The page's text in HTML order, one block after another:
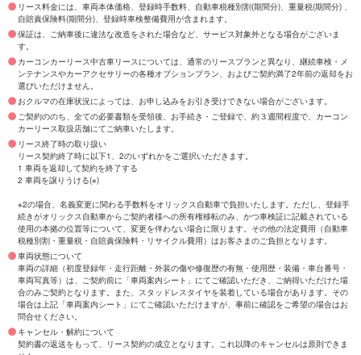
リース料金には、車両本体価格、登録時手数料、自動車税種別割(期間分)、重量税(期間分) 、
自賠責保険料(期間分)、登録時車検整備費用が含まれます。
保証は、ご納車後に違法な改造をされた場合など、サービス対象外となる場合がございま
す。
カーコンカーリース中古車リースについては、通常のリースプランと異なり、継続車検・メ
ンテナンスやカーアクセサリーの各種オプションプラン、およびご契約満了2年前の返却をお
選びいただけません。
おクルマの在庫状況によっては、お申し込みをお引き受けできない場合がございます。
ご契約ののち、全ての必要書類を受領後、お手続き・ご登録で、約３週間程度で、カーコン
カーリース取扱店舗にてご納車いたします。
リース終了時の取り扱い
リース契約終了時に以下1、2のいずれかをご選択いただきます。
1 車両を返却して契約を終了する
2 車両を譲りうける(※)
※2の場合、名義変更に関わる手数料をオリックス自動車で負担いたします。ただし、登録手
続きがオリックス自動車からご契約者様への所有権移転のみ、かつ車検証に記載されている
使用の本拠の位置等について、変更を伴わない場合に限ります。その他の法定費用（自動車
税種別割・重量税・自賠責保険料・リサイクル費用）はお客さまのご負担となります。
車両状態について
車両の詳細（初度登録年・走行距離・外装の傷や修復歴の有無・使用歴・装備・車台番号・
車両写真等）は、ご契約前に「車両案内シート」にてご確認いただき、ご納得いただけた場
合のみご契約となります。また、スタッドレスタイヤを装着している場合があります。その
場合は上記「車両案内シート」にてご確認いただけますが、事前に確認をご希望の場合はお
問合せください。
キャンセル・解約について
契約書の返送をもって、リース契約の成立となります。これ以降のキャンセルは原則できま